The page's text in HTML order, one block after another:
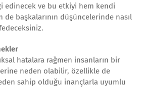
edinecek ve bu etkiyi hem kendi
başkalarının düşüncelerinde nasıl
hatalara rağmen insanların bir
neden olabilir, özellikle de
sahip olduğu inançlarla uyumlu